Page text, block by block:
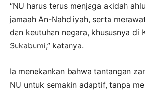
“NU harus terus menjaga akidah
jamaah An-Nahdliyah, serta
dan keutuhan negara, khususnya di
Sukabumi,” katanya.
Ia menekankan bahwa tantangan
NU untuk semakin adaptif, tanpa